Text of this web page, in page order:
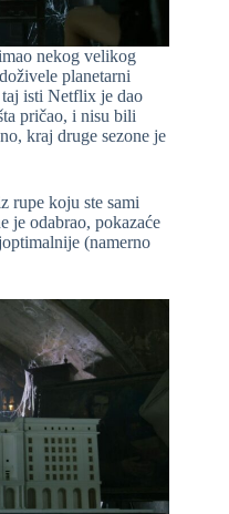
nekog velikog
planetarni
isti Netflix je dao
pričao, i nisu bili
kraj druge sezone je
rupe koju ste sami
je odabrao, pokazaće
(namerno